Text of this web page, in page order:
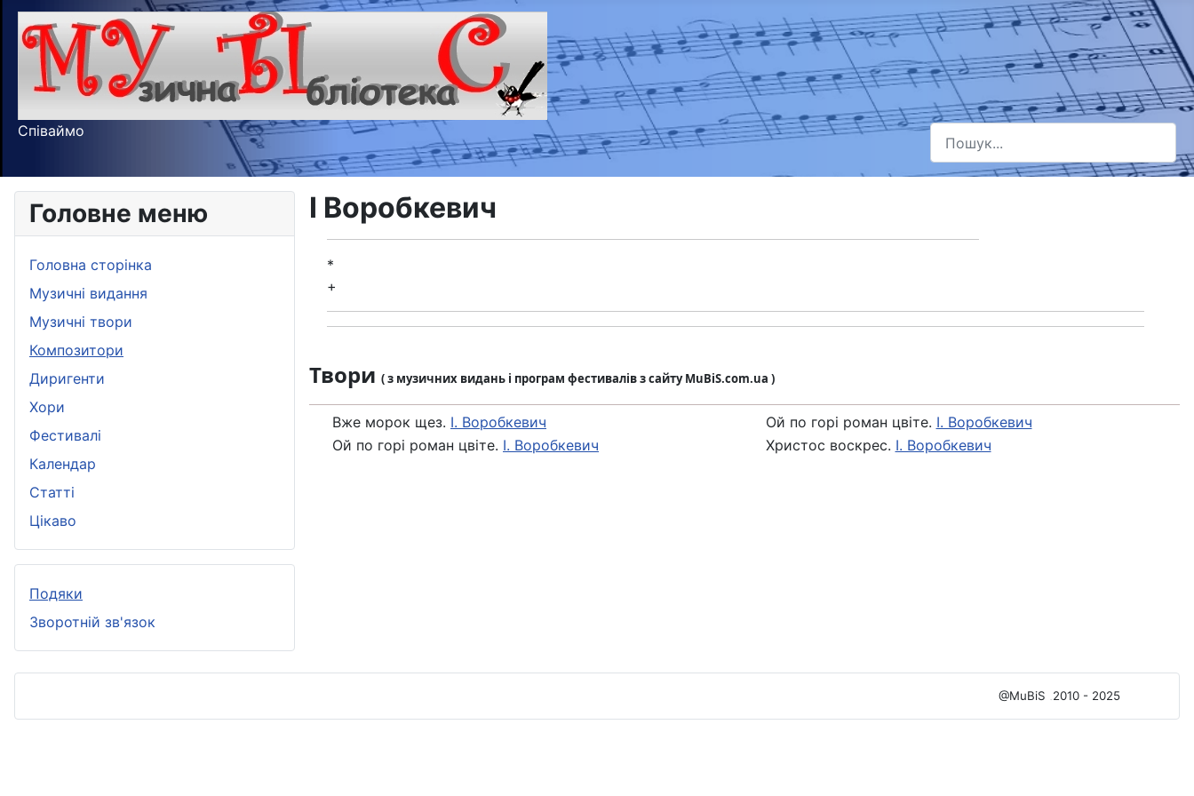
Співаймо Пошук
Type 2 or more characters for results.
Головне меню
Головна сторінка
Музичні видання
Музичні твори
Композитори
Диригенти
Хори
Фестивалі
Календар
Статті
Цікаво
Подяки
Зворотній зв'язок
І Воробкевич
*
+
Твори ( з музичних видань і програм фестивалів з сайту MuBiS.com.ua )
Вже морок щез. І. Воробкевич
Ой по горі роман цвіте. І. Воробкевич
Ой по горі роман цвіте. І. Воробкевич
Христос воскрес. І. Воробкевич
@MuBiS 2010 - 2025